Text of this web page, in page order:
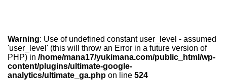
Warning: Use of undefined constant user_level - assumed
'user_level' (this will throw an Error in a future version of
PHP) in /home/mana17/yukimana.com/public_html/wp-
content/plugins/ultimate-google-
analytics/ultimate_ga.php on line 524